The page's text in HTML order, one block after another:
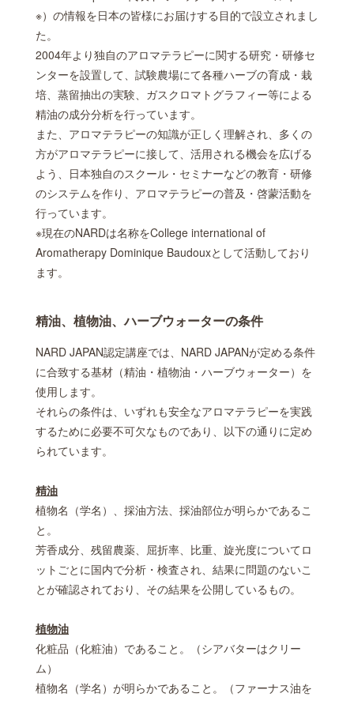
※）の情報を日本の皆様にお届けする目的で設立されまし
た。
2004年より独自のアロマテラピーに関する研究・研修セ
ンターを設置して、試験農場にて各種ハーブの育成・栽
培、蒸留抽出の実験、ガスクロマトグラフィー等による
精油の成分分析を行っています。
また、アロマテラピーの知識が正しく理解され、多くの
方がアロマテラピーに接して、活用される機会を広げる
よう、日本独自のスクール・セミナーなどの教育・研修
のシステムを作り、アロマテラピーの普及・啓蒙活動を
行っています。
※現在のNARDは名称をCollege international of
Aromatherapy Dominique Baudouxとして活動しており
ます。
精油、植物油、ハーブウォーターの条件
NARD JAPAN認定講座では、NARD JAPANが定める条件
に合致する基材（精油・植物油・ハーブウォーター）を
使用します。
それらの条件は、いずれも安全なアロマテラピーを実践
するために必要不可欠なものであり、以下の通りに定め
られています。
精油
植物名（学名）、採油方法、採油部位が明らかであるこ
と。
芳香成分、残留農薬、屈折率、比重、旋光度についてロ
ットごとに国内で分析・検査され、結果に問題のないこ
とが確認されており、その結果を公開しているもの。
植物油
化粧品（化粧油）であること。（シアバターはクリー
ム）
植物名（学名）が明らかであること。（ファーナス油を